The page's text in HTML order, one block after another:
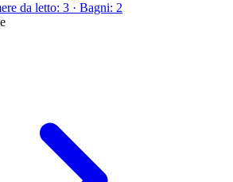
da letto: 3 · Bagni: 2